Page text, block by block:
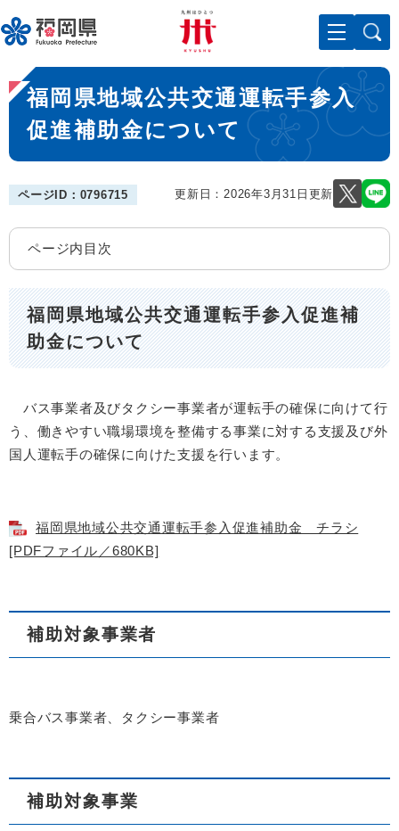
ー
ジ
先
頭
。
メニューを飛ばして本文へ
本
文
福岡県地域公共交通運転手参入
促進補助金について
ページID：0796715 更新日：2026年3月31日更新
ページ内目次
福岡県地域公共交通運転手参入促進補
助金について
バス事業者及びタクシー事業者が運転手の確保に向けて行
う、働きやすい職場環境を整備する事業に対する支援及び外
国人運転手の確保に向けた支援を行います。
福岡県地域公共交通運転手参入促進補助金＿チラシ
[PDFファイル／680KB]
補助対象事業者
乗合バス事業者、タクシー事業者
補助対象事業